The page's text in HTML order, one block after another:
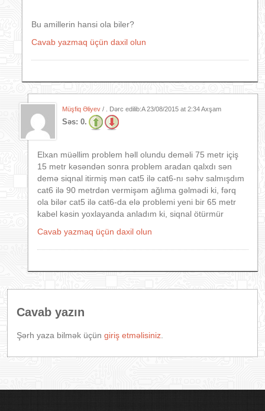
Bu amillerin hansi ola biler?
Cavab yazmaq üçün daxil olun
Müşfiq Əliyev / . Dərc edilib:A23/08/2015 at 2:34 Axşam
Səs: 0.
Elxan müəllim problem həll olundu deməli 75 metr içiş
15 metr kəsəndən sonra problem aradan qalxdı sən
demə siqnal itirmiş mən cat5 ilə cat6-nı səhv salmışdım
cat6 ilə 90 metrdən vermişəm ağlıma gəlmədi ki, fərq
ola bilər cat5 ilə cat6-da elə problemi yeni bir 65 metr
kabel kəsin yoxlayanda anladım ki, siqnal ötürmür
Cavab yazmaq üçün daxil olun
Cavab yazın
Şərh yaza bilmək üçün giriş etməlisiniz